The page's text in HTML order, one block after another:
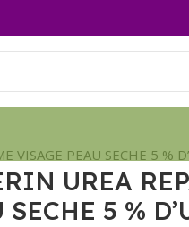
VISAGE PEAU SECHE 5 %
UREA
SECHE 5 %